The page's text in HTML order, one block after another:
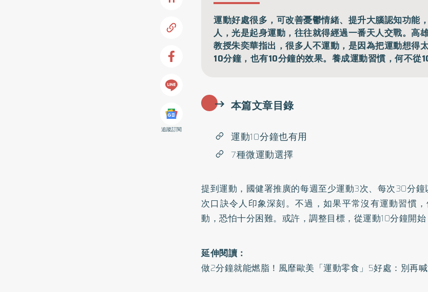
追蹤訂閱
運動好處很多，可改善憂鬱情緒、提升大腦認知功能
人，光是起身運動，往往就得經過一番天人交戰。高
教授朱奕華指出，很多人不運動，是因為把運動想得
10分鐘，也有10分鐘的效果。養成運動習慣，何不從
本篇文章目錄
運動10分鐘也有用
7種微運動選擇
提到運動，國健署推廣的每週至少運動3次、每次30分
次口訣令人印象深刻。不過，如果平常沒有運動習慣
動，恐怕十分困難。或許，調整目標，從運動10分鐘開始
延伸閱讀：
做2分鐘就能燃脂！風靡歐美「運動零食」5好處：別再